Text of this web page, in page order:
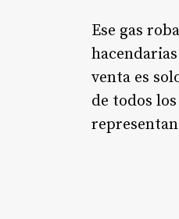
Ese gas
venta es
de todos